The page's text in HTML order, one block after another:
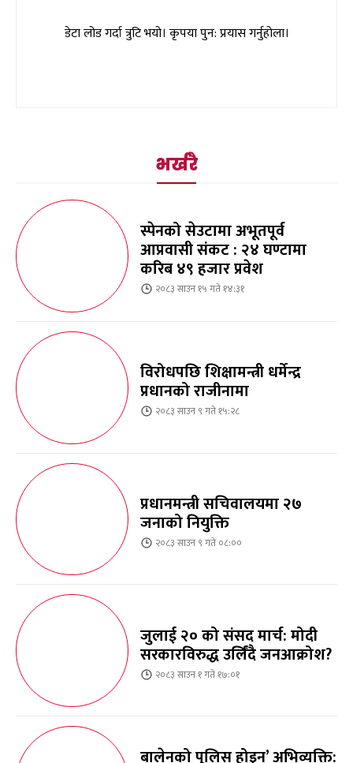
डेटा लोड गर्दा त्रुटि भयो। कृपया पुन: प्रयास गर्नुहोला।
भर्खरै
स्पेनको सेउटामा अभूतपूर्व
आप्रवासी संकट : २४ घण्टामा
करिब ४९ हजार प्रवेश
२०८३ साउन १५ गते १४:३१
विरोधपछि शिक्षामन्त्री धर्मेन्द्र
प्रधानको राजीनामा
२०८३ साउन ९ गते १५:२८
प्रधानमन्त्री सचिवालयमा २७
जनाको नियुक्ति
२०८३ साउन ९ गते ०८:००
जुलाई २० को संसद मार्च: मोदी
सरकारविरुद्ध उर्लिंदै जनआक्रोश?
२०८३ साउन १ गते १७:०१